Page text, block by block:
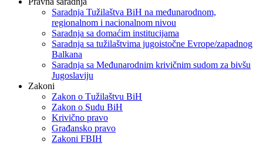
Saradnja Tužilaštva BiH na međunarodnom,
regionalnom i nacionalnom nivou
Saradnja sa domaćim institucijama
Saradnja sa tužilaštvima jugoistočne Evrope/zapadnog
Balkana
Saradnja sa Međunarodnim krivičnim sudom za bivšu
Jugoslaviju
Zakoni
Zakon o Тužilaštvu BiH
Zakon o Sudu BiH
Krivično pravo
Građansko pravo
Zakoni FBIH